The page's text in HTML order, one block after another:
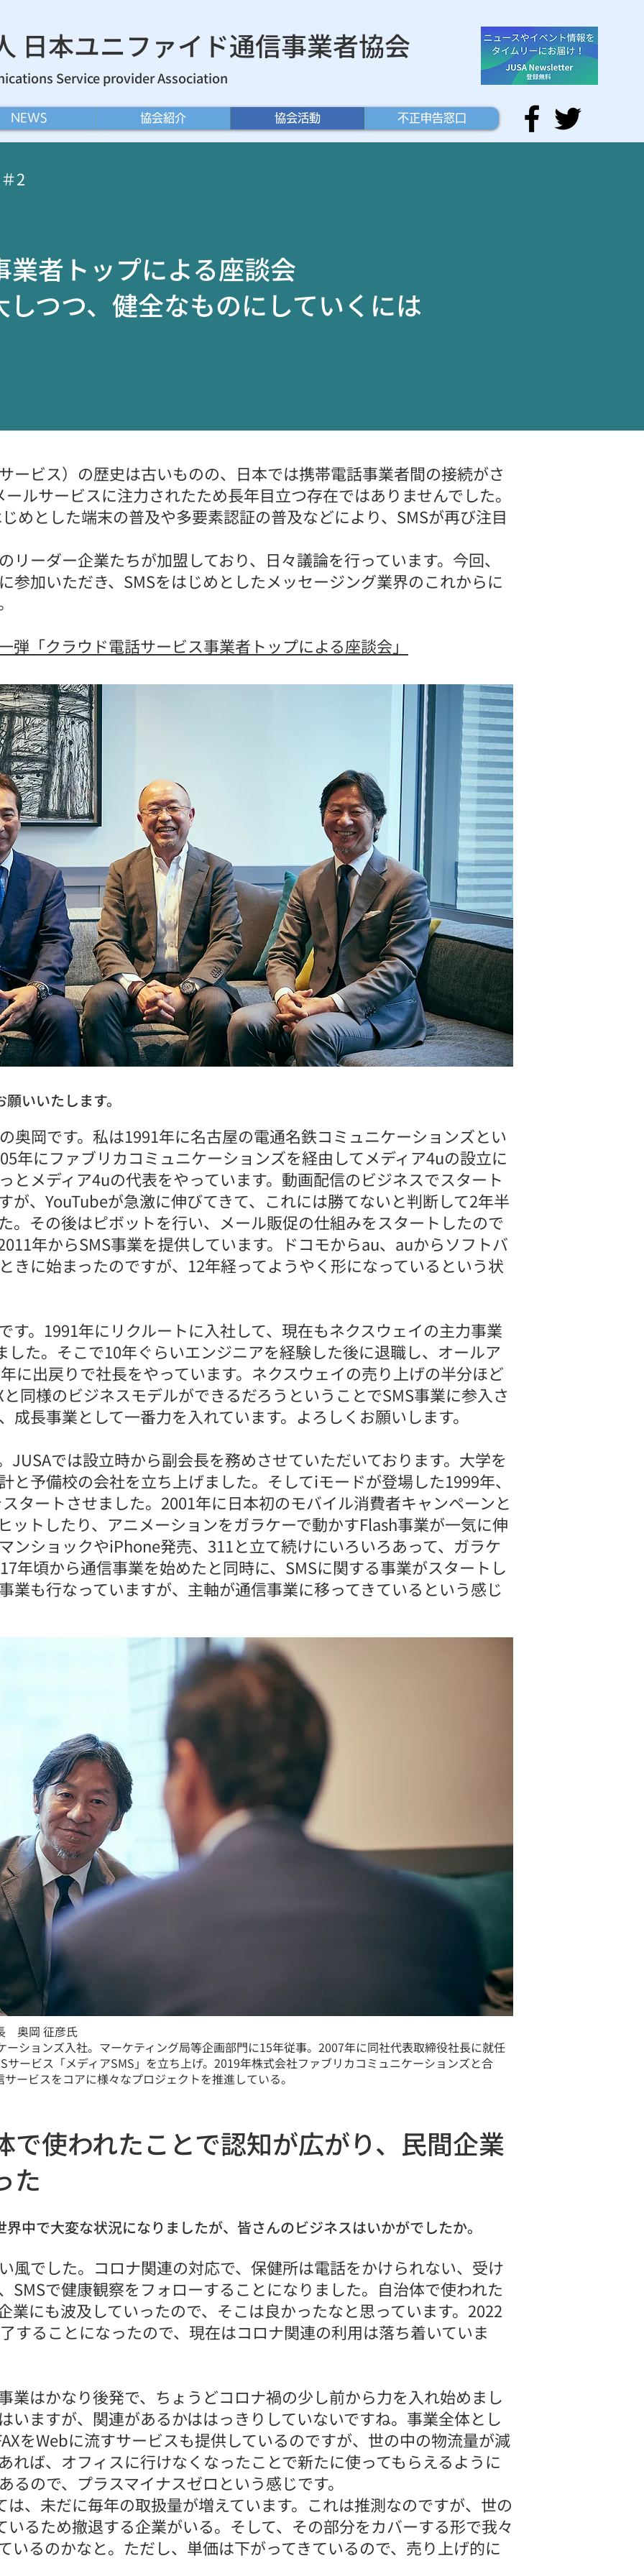
日本ユニファイド通信事業者協会
Service provider Association
NEWS 協会紹介 協会活動 不正申告窓口
2
業者トップによる座談会
つつ、健全なものにしていくには
ービス）の歴史は古いものの、日本では携帯電話事業者間の接続がさ
ルサービスに注力されたため長年目立つ存在ではありませんでした。
めとした端末の普及や多要素認証の普及などにより、SMSが再び注目
リーダー企業たちが加盟しており、日々議論を行っています。今回、
参加いただき、SMSをはじめとしたメッセージング業界のこれからに
「クラウド電話サービス事業者トップによる座談会」
いいたします。
奥岡です。私は1991年に名古屋の電通名鉄コミュニケーションズとい
年にファブリカコミュニケーションズを経由してメディア4uの設立に
とメディア4uの代表をやっています。動画配信のビジネスでスタート
が、YouTubeが急激に伸びてきて、これには勝てないと判断して2年半
。その後はピボットを行い、メール販促の仕組みをスタートしたので
年からSMS事業を提供しています。ドコモからau、auからソフトバ
きに始まったのですが、12年経ってようやく形になっているという状
す。1991年にリクルートに入社して、現在もネクスウェイの主力事業
した。そこで10年ぐらいエンジニアを経験した後に退職し、オールア
に出戻りで社長をやっています。ネクスウェイの売り上げの半分ほど
同様のビジネスモデルができるだろうということでSMS事業に参入さ
成長事業として一番力を入れています。よろしくお願いします。
JUSAでは設立時から副会長を務めさせていただいております。大学を
と予備校の会社を立ち上げました。そしてiモードが登場した1999年、
タートさせました。2001年に日本初のモバイル消費者キャンペーンと
ットしたり、アニメーションをガラケーで動かすFlash事業が一気に伸
ンショックやiPhone発売、311と立て続けにいろいろあって、ガラケ
年頃から通信事業を始めたと同時に、SMSに関する事業がスタートし
業も行なっていますが、主軸が通信事業に移ってきているという感じ
奥岡 征彦氏
ションズ入社。マーケティング局等企画部門に15年従事。2007年に同社代表取締役社長に就任
サービス「メディアSMS」を立ち上げ。2019年株式会社ファブリカコミュニケーションズと合
ービスをコアに様々なプロジェクトを推進している。
で使われたことで認知が広がり、民間企業
た
中で大変な状況になりましたが、皆さんのビジネスはいかがでしたか。
風でした。コロナ関連の対応で、保健所は電話をかけられない、受け
SMSで健康観察をフォローすることになりました。自治体で使われた
業にも波及していったので、そこは良かったなと思っています。2022
することになったので、現在はコロナ関連の利用は落ち着いていま
業はかなり後発で、ちょうどコロナ禍の少し前から力を入れ始めまし
いますが、関連があるかははっきりしていないですね。事業全体とし
をWebに流すサービスも提供しているのですが、世の中の物流量が減
れば、オフィスに行けなくなったことで新たに使ってもらえるように
るので、プラスマイナスゼロという感じです。
は、未だに毎年の取扱量が増えています。これは推測なのですが、世の
いるため撤退する企業がいる。そして、その部分をカバーする形で我々
いるのかなと。ただし、単価は下がってきているので、売り上げ的に